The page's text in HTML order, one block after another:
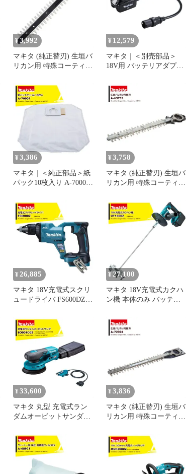
¥3,992
マキタ (純正替刃) 生垣バ
リカン用 特殊コーティン
刃 A-51138
¥ 12,579
マキタ｜＜別売部品＞
18V用 バッテリアダプタ
¥ 3,386
マキタ｜＜純正部品＞紙
パック10枚入り A-70007
VC665DZ/VC660DZ
¥ 3,758
マキタ (純正替刃) 生垣バ
リカン用 特殊コーティン
刃 A-63753
¥ 26,885
マキタ 18V充電式スクリ
ュードライバ FS600DZ
器別売
¥27,100
マキタ 18V充電式カクハ
ン機 本体のみ バッテ
UT130DZ 攪拌
¥ 33,600
マキタ 丸型 充電式ラン
ダムオービットサンダ
ダプタ1.6mコネクタ式 A-
77394 セット品 バッテ
リ・充電器別売
¥ 3,836
マキタ (純正替刃) 生垣バ
リカン用 特殊コーティン
刃 A-72394